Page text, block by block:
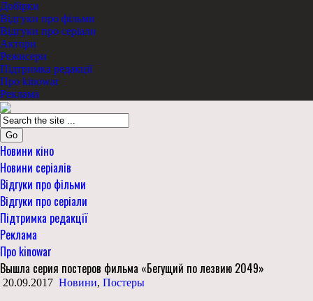
Добірки
Відгуки про фільми
Відгуки про серіали
Актори
Режисери
Підтримка редакції
Про kinowar
Реклама
Go
Новини кіно
Новини серіалів
Відгуки про фільми
Відгуки про серіали
Підтримка редакції
Реклама
Про kinowar
Вышла серия постеров фильма «Бегущий по лезвию 2049»
20.09.2017 Новини, Постеры